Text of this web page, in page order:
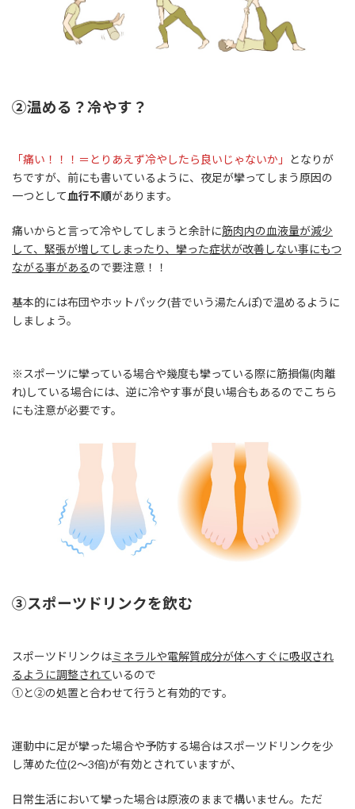
②温める？冷やす？
「痛い！！！＝とりあえず冷やしたら良いじゃないか」
となりが
ちですが、前にも書いているように、夜足が攣ってしまう原因の
一つとして 血行不順があります。
痛いからと言って冷やしてしまうと余計に筋肉内の血液量が減少
して、緊張が増してしまったり、攣った症状が改善しない事にもつ
ながる事があるので要注意！！
基本的には布団やホットパック(昔でいう湯たんぽ)で温めるように
しましょう。
※スポーツに攣っている場合や幾度も攣っている際に筋損傷(肉離
れ)している場合には、逆に冷やす事が良い場合もあるのでこちら
にも注意が必要です。
③スポーツドリンクを飲む
スポーツドリンクはミネラルや電解質成分が体へすぐに吸収され
るように調整されているので
①と②の処置と合わせて行うと有効的です。
運動中に足が攣った場合や予防する場合はスポーツドリンクを少
し薄めた位(2〜3倍)が有効とされていますが、
日常生活において攣った場合は原液のままで構いません。ただ